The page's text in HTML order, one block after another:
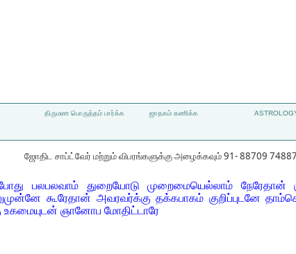
திருமண பொருத்தம் பார்க்க ஜாதகம் கணிக்க
ஜோதிட சாப்ட்வேர் மற்றும் விபரங்களுக்கு அழைக்கவும் 91- 88709
பலபலவாம் துறையோடு முறைமையெல்லாம் நேரேதான்
கூரேதான் அவரவர்க்கு தக்கபாகம் குறிப்புடனே
ஞானோப மோதிட்டாரே